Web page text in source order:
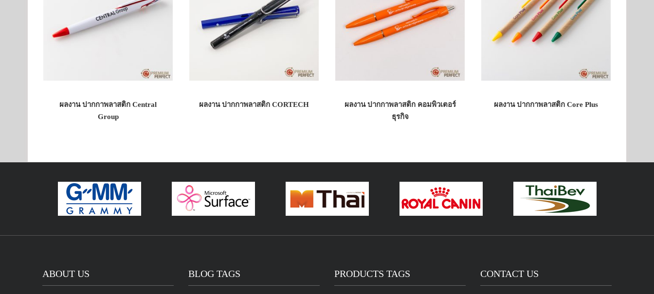
ผลงาน ปากกาพลาสติก Central
Group
ผลงาน ปากกาพลาสติก CORTECH
ผลงาน ปากกาพลาสติก คอมพิวเตอร์
ธุรกิจ
ผลงาน ปากกาพลาสติก Core Plus
ABOUT US BLOG TAGS PRODUCTS TAGS CONTACT US